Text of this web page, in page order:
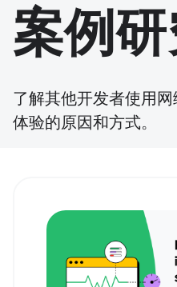
案例
了解其他开发者使用
体验的原因和方式。